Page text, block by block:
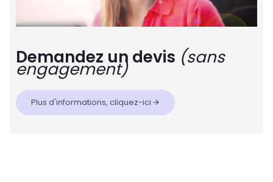
Demandez un devis (sans
engagement)
Plus d'informations, cliquez-ici 🡪